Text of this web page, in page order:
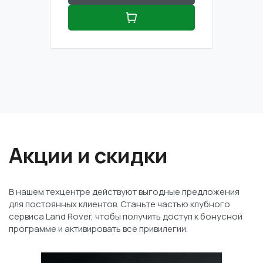
Акции и скидки
В нашем техцентре действуют выгодные предложения
для постоянных клиентов. Станьте частью клубного
сервиса Land Rover, чтобы получить доступ к бонусной
программе и активировать все привилегии.